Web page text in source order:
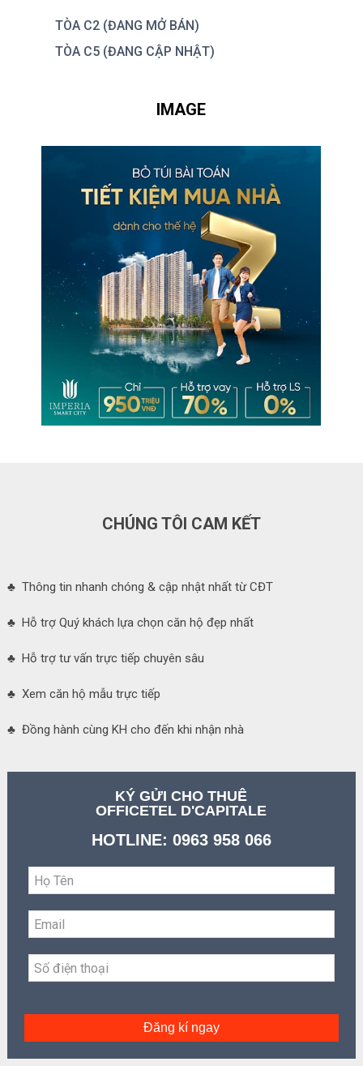
TÒA C2 (ĐANG MỞ BÁN)
TÒA C5 (ĐANG CẬP NHẬT)
IMAGE
CHÚNG TÔI CAM KẾT
♣ Thông tin nhanh chóng & cập nhật nhất từ CĐT
♣ Hỗ trợ Quý khách lựa chọn căn hộ đẹp nhất
♣ Hỗ trợ tư vấn trực tiếp chuyên sâu
♣ Xem căn hộ mẫu trực tiếp
♣ Đồng hành cùng KH cho đến khi nhận nhà
KÝ GỬI CHO THUÊ
OFFICETEL D'CAPITALE
HOTLINE: 0963 958 066
Đăng kí ngay